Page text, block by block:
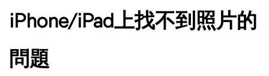
iPhone/iPad上找不到照片的
問題